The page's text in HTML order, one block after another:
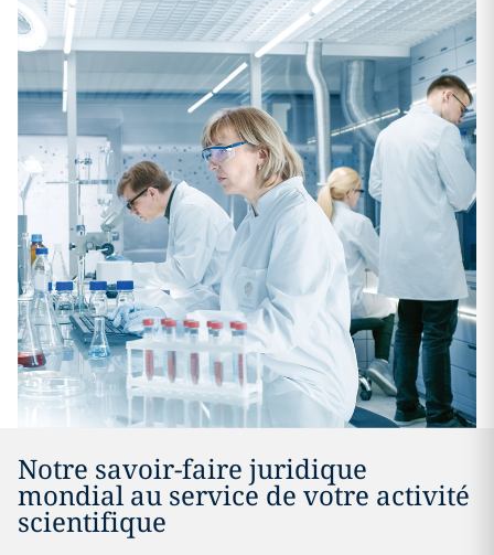
Notre savoir-faire juridique
mondial au service de votre activité
scientifique